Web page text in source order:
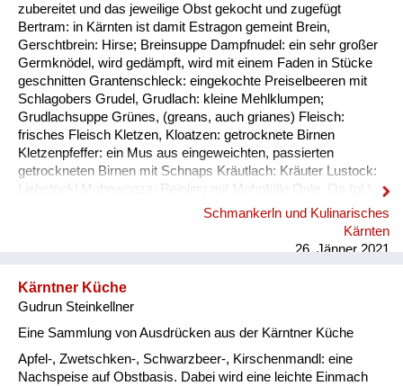
Mensch, Tier und Alltag
Schmankerln und
Kulinarisches
zubereitet und das jeweilige Obst gekocht und zugefügt
Bertram: in Kärnten ist damit Estragon gemeint Brein,
Gerschtbrein: Hirse; Breinsuppe Dampfnudel: ein sehr großer
Germknödel, wird gedämpft, wird mit einem Faden in Stücke
geschnitten Grantenschleck: eingekochte Preiselbeeren mit
Schlagobers Grudel, Grudlach: kleine Mehlklumpen;
Grudlachsuppe Grünes, (greans, auch grianes) Fleisch:
frisches Fleisch Kletzen, Kloatzen: getrocknete Birnen
Kletzenpfeffer: ein Mus aus eingeweichten, passierten
getrockneten Birnen mit Schnaps Kräutlach: Kräuter Lustock:
Liebstöckl Mohnwoaza: Reinling mit Mohnfülle Oale, Oa (pl.):
Ei, Eier Oamilch: Vorläufer des Puddings, aus Eiern, Milch und
Lavanttal, Mohnwoaza mit einem Saft aus Dörrobst und
Schmankerln und Kulinarisches
Kärnten
26. Jänner 2021
Kärntner Küche
Gudrun Steinkellner
Eine Sammlung von Ausdrücken aus der Kärntner Küche
Apfel-, Zwetschken-, Schwarzbeer-, Kirschenmandl: eine
Nachspeise auf Obstbasis. Dabei wird eine leichte Einmach